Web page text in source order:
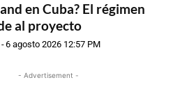
en Cuba? El régimen
al proyecto
-6 agosto 2026 12:57 PM
- Advertisement -